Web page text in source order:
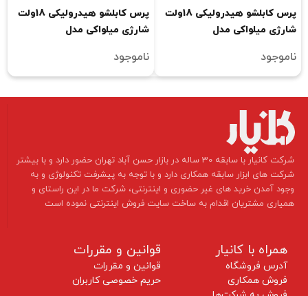
پرس کابلشو هیدرولیکی 18ولت
شارژی میلواکی مدل
ناموجود
پرس کابلشو هیدرولیکی 18ولت
شارژی میلواکی مدل
ناموجود
​شرکت کانیار با سابقه 30 ساله در بازار حسن آباد تهران حضور دارد و با بیشتر
شرکت های ابزار سابقه همکاری دارد و با توجه به پیشرفت تکنولوژی و به
وجود آمدن خرید های غیر حضوری و اینترنتی، شرکت ما در این راستای و
همیاری مشتریان اقدام به ساخت سایت فروش اینترنتی نموده است ​​​​​​​
همراه با کانیار
آدرس فروشگاه
فروش همکاری
قوانین و مقررات
قوانین و مقررات
حریم خصوصی کاربران